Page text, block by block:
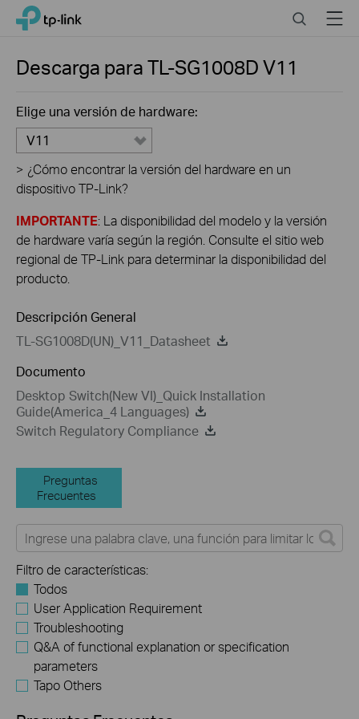
Click
navigation
TP-Link, Reliably Smart SearchMenu
Descarga paraTL-SG1008DV11
Elige una versión de hardware:
V11
> ¿Cómo encontrar la versión del hardware en un
dispositivo TP-Link?
IMPORTANTE: La disponibilidad del modelo y la versión
de hardware varía según la región. Consulte el sitio web
regional de TP-Link para determinar la disponibilidad del
producto.
Descripción General
TL-SG1008D(UN)_V11_Datasheet
Documento
Desktop Switch(New VI)_Quick Installation
Guide(America_4 Languages)
Switch Regulatory Compliance
Preguntas
Frecuentes
Filtro de características:
Todos
User Application Requirement
Troubleshooting
Q&A of functional explanation or specification
parameters
Tapo Others